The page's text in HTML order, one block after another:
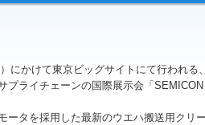
にかけて東京ビッグサイトにて行われ
プライチェーンの国際展示会「SEMICON
ータを採用した最新のウエハ搬送用クリ